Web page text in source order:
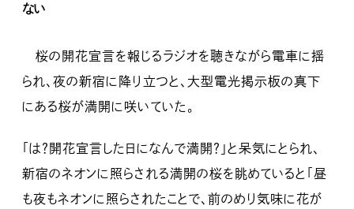
ない
桜の開花宣言を報じるラジオを聴きながら電車に揺
られ、夜の新宿に降り立つと、大型電光掲示板の真下
にある桜が満開に咲いていた。
「は？開花宣言した日になんで満開？」と呆気にとられ、
新宿のネオンに照らされる満開の桜を眺めていると「昼
も夜もネオンに照らされたことで、前のめり気味に花が